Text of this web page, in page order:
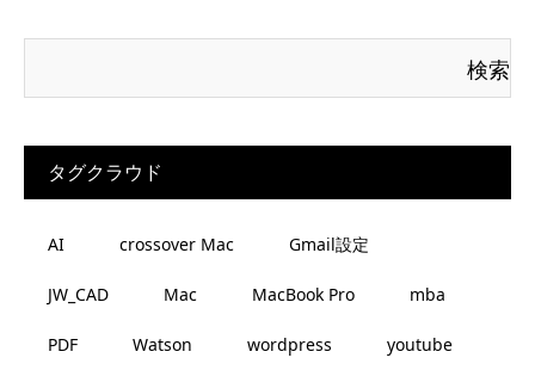
タグクラウド
AI crossover Mac Gmail設定
JW_CAD Mac MacBook Pro mba
PDF Watson wordpress youtube